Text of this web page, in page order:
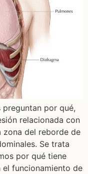
por qué,
relacionada con
zona del reborde de
Se trata
por qué tiene
funcionamiento de